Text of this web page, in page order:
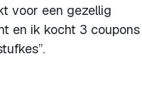
voor een gezellig
en ik kocht 3 coupons